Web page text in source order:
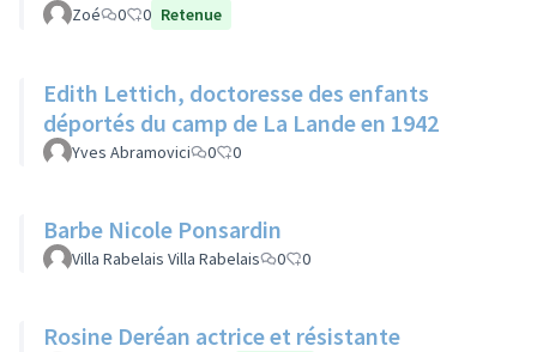
Zoé 0 0 Retenue
Edith Lettich, doctoresse des enfants
déportés du camp de La Lande en 1942
Yves Abramovici 0 0
Barbe Nicole Ponsardin
Villa Rabelais Villa Rabelais 0 0
Rosine Deréan actrice et résistante